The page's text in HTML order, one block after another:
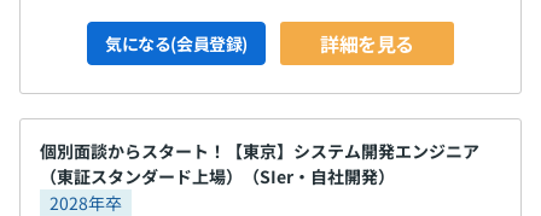
気になる(会員登録) 詳細を見る
個別面談からスタート！【東京】システム開発エンジニア
（東証スタンダード上場）（SIer・自社開発）
2028年卒